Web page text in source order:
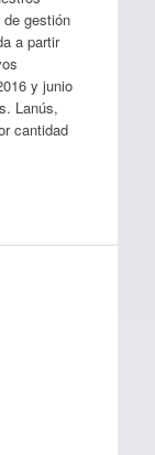
gestión
a partir
y junio
Lanús,
cantidad